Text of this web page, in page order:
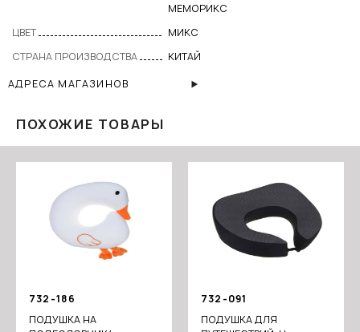
МЕМОРИКС
ЦВЕТ
МИКС
СТРАНА ПРОИЗВОДСТВА
КИТАЙ
АДРЕСА МАГАЗИНОВ
ПОХОЖИЕ ТОВАРЫ
732-186
ПОДУШКА НА
732-091
ПОДУШКА ДЛЯ